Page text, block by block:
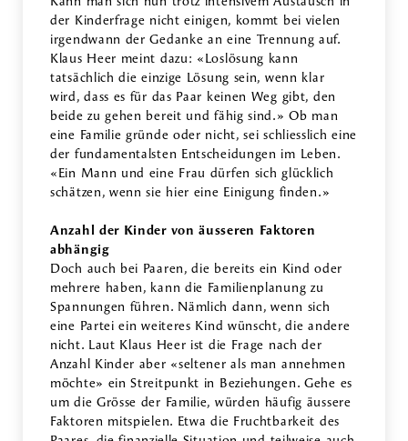
der Kinderfrage nicht einigen, kommt bei vielen
irgendwann der Gedanke an eine Trennung auf.
Klaus Heer meint dazu: «Loslösung kann
tatsächlich die einzige Lösung sein, wenn klar
wird, dass es für das Paar keinen Weg gibt, den
beide zu gehen bereit und fähig sind.» Ob man
eine Familie gründe oder nicht, sei schliesslich eine
der fundamentalsten Entscheidungen im Leben.
«Ein Mann und eine Frau dürfen sich glücklich
schätzen, wenn sie hier eine Einigung finden.»
Anzahl der Kinder von äusseren Faktoren
abhängig
Doch auch bei Paaren, die bereits ein Kind oder
mehrere haben, kann die Familienplanung zu
Spannungen führen. Nämlich dann, wenn sich
eine Partei ein weiteres Kind wünscht, die andere
nicht. Laut Klaus Heer ist die Frage nach der
Anzahl Kinder aber «seltener als man annehmen
möchte» ein Streitpunkt in Beziehungen. Gehe es
um die Grösse der Familie, würden häufig äussere
Faktoren mitspielen. Etwa die Fruchtbarkeit des